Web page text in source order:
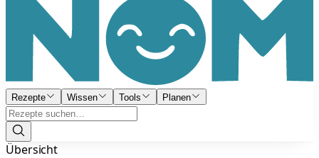
Rezepte Wissen Tools Planen
Übersicht